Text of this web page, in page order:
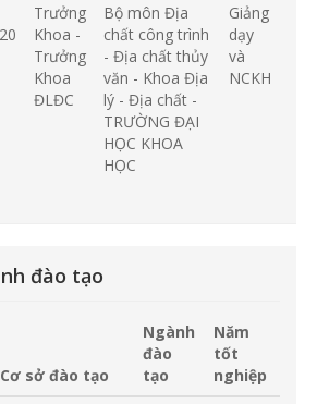
Trưởng
Khoa -
Trưởng
Khoa
ĐLĐC
Bộ môn Địa
chất công trình
- Địa chất thủy
văn - Khoa Địa
lý - Địa chất -
TRƯỜNG ĐẠI
HỌC KHOA
HỌC
Giảng
dạy
và
NCKH
đào tạo
Cơ sở đào tạo
Ngành
đào
tạo
Năm
tốt
nghiệp